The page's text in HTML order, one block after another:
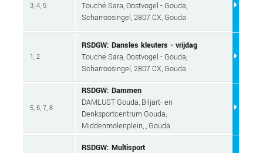
3, 4, 5
Touché Sara, Oostvogel - Gouda,
Scharroosingel, 2807 CX, Gouda
1, 2
RSDGW: Dansles kleuters - vrijdag
Touché Sara, Oostvogel - Gouda,
Scharroosingel, 2807 CX, Gouda
5, 6, 7, 8
RSDGW: Dammen
DAMLUST Gouda, Biljart- en
Denksportcentrum Gouda,
Middenmolenplein, , Gouda
RSDGW: Multisport